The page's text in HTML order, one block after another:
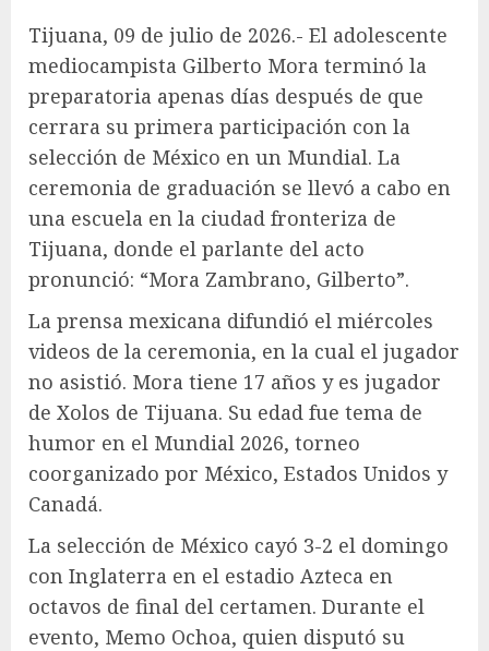
Tijuana, 09 de julio de 2026.- El adolescente
mediocampista Gilberto Mora terminó la
preparatoria apenas días después de que
cerrara su primera participación con la
selección de México en un Mundial. La
ceremonia de graduación se llevó a cabo en
una escuela en la ciudad fronteriza de
Tijuana, donde el parlante del acto
pronunció: “Mora Zambrano, Gilberto”.
La prensa mexicana difundió el miércoles
videos de la ceremonia, en la cual el jugador
no asistió. Mora tiene 17 años y es jugador
de Xolos de Tijuana. Su edad fue tema de
humor en el Mundial 2026, torneo
coorganizado por México, Estados Unidos y
Canadá.
La selección de México cayó 3-2 el domingo
con Inglaterra en el estadio Azteca en
octavos de final del certamen. Durante el
evento, Memo Ochoa, quien disputó su